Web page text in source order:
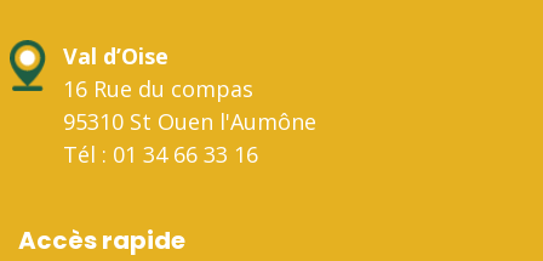
Val d’Oise
16 Rue du compas
95310 St Ouen l'Aumône
Tél : 01 34 66 33 16
Accès rapide